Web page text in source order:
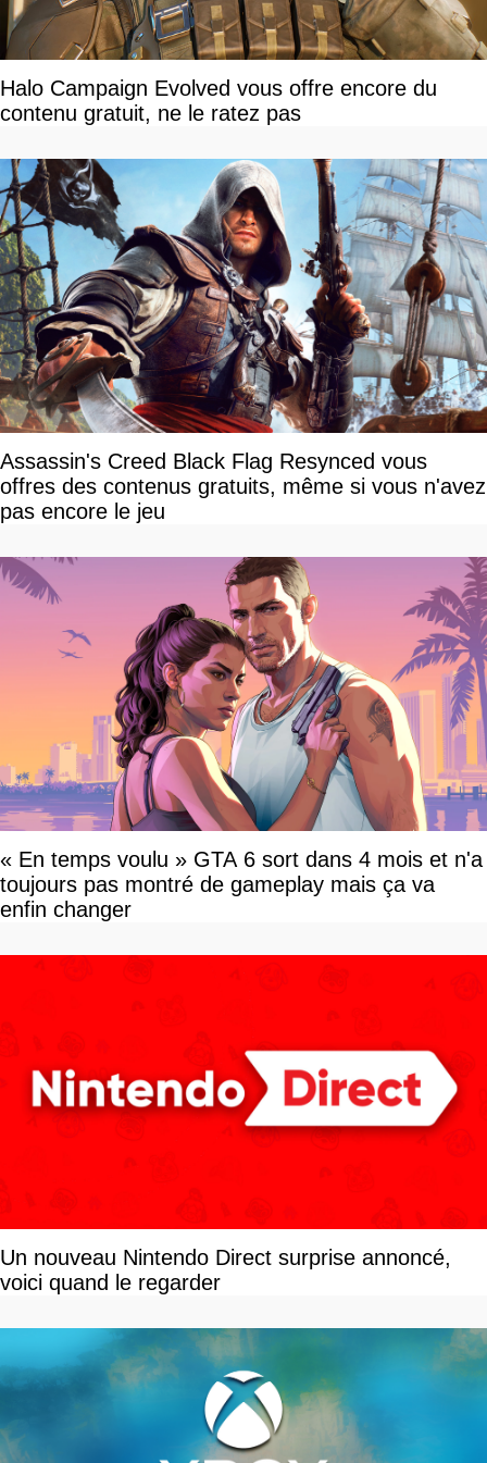
Halo Campaign Evolved vous offre encore du
contenu gratuit, ne le ratez pas
Assassin's Creed Black Flag Resynced vous
offres des contenus gratuits, même si vous n'avez
pas encore le jeu
« En temps voulu » GTA 6 sort dans 4 mois et n'a
toujours pas montré de gameplay mais ça va
enfin changer
Un nouveau Nintendo Direct surprise annoncé,
voici quand le regarder